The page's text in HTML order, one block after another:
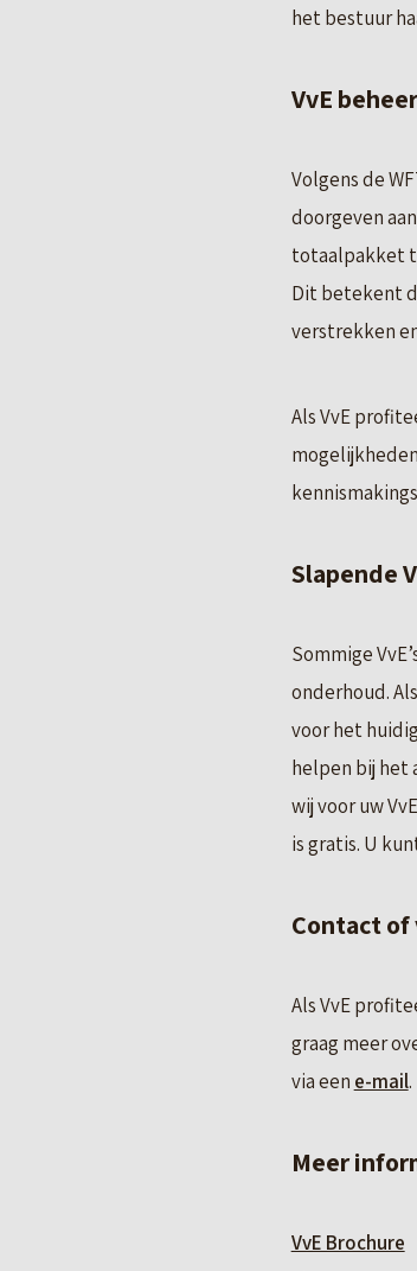
het bestuur
VvE
Volgens de
doorgeven
totaalpakket
Dit betekent
verstrekken
Als VvE
Slapende
Sommige
onderhoud.
voor het
helpen bij het
wij voor uw
is gratis. U
Contact
Als VvE
graag meer
via een e-mail.
Meer
VvE Brochure